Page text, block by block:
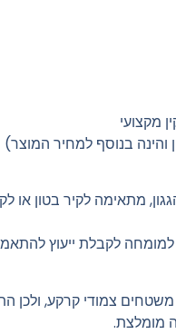
בנוסף למחיר המוצר)
מתאימה לקיר בטון או
למומחה לקבלת ייעוץ
משטחים צמודי קרקע, ולכן
מומלצת.